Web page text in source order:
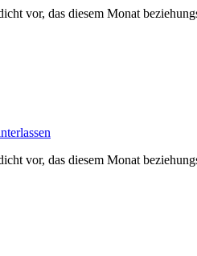
vor, das diesem Monat
vor, das diesem Monat